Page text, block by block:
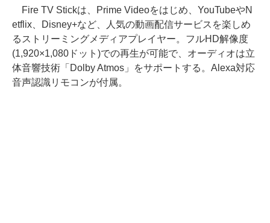
Fire TV Stickは、Prime Videoをはじめ、YouTubeやN
etflix、Disney+など、人気の動画配信サービスを楽しめ
るストリーミングメディアプレイヤー。フルHD解像度
(1,920×1,080ドット)での再生が可能で、オーディオは立
体音響技術「Dolby Atmos」をサポートする。Alexa対応
音声認識リモコンが付属。